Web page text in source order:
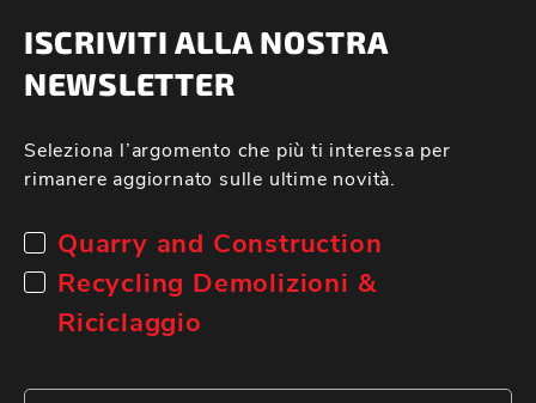
ISCRIVITI ALLA NOSTRA
NEWSLETTER
Seleziona l’argomento che più ti interessa per
rimanere aggiornato sulle ultime novità.
Quarry and Construction
Recycling Demolizioni &
Riciclaggio